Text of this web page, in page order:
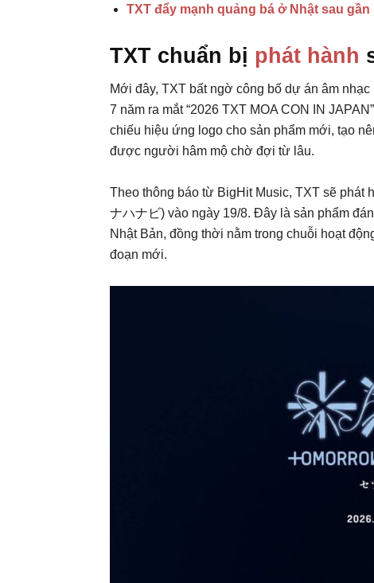
TXT đẩy mạnh quảng bá ở Nhật sau gần
TXT chuẩn bị phát hành
Mới đây, TXT bất ngờ công bố dự án âm
7 năm ra mắt “2026 TXT MOA CON IN
chiếu hiệu ứng logo cho sản phẩm mới, tạo
được người hâm mộ chờ đợi từ lâu.
Theo thông báo từ BigHit Music, TXT sẽ phát
ナハナビ) vào ngày 19/8. Đây là sản phẩm
Nhật Bản, đồng thời nằm trong chuỗi hoạt
đoạn mới.